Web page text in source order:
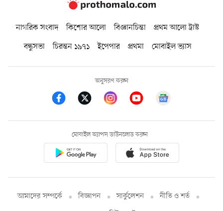
নাগরিক সংবাদ কিশোর আলো বিজ্ঞানচিন্তা
প্রথম আলো ট্রাস্ট
বন্ধুসভা
চিরন্তন ১৯৭১ ইপেপার প্রথমা মোবাইল ভ্যাস
অনুসরণ করুন
মোবাইল অ্যাপস ডাউনলোড করুন
আমাদের সম্পর্কে বিজ্ঞাপন সার্কুলেশন
নীতি ও শর্ত